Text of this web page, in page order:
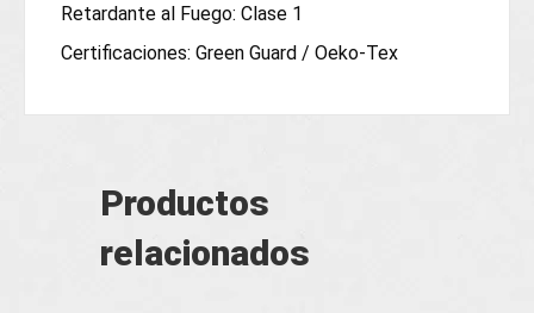
Retardante al Fuego: Clase 1
Certificaciones: Green Guard / Oeko-Tex
Productos
relacionados